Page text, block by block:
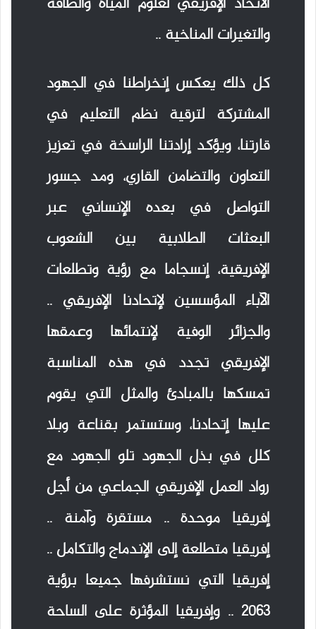
والتغيرات المناخية ..
كل ذلك يعكس إنخراطنا في الجهود
المشتركة لترقية نظم التعليم في
قارتنا، ويؤكد إرادتنا الراسخة في تعزيز
التعاون والتضامن القاري، ومد جسور
التواصل في بعده الإنساني عبر
البعثات الطلابية بين الشعوب
الإفريقية، إنسجاما مع رؤية وتطلعات
الآباء المؤسسين لإتحادنا الإفريقي ..
والجزائر الوفية لإنتمائها وعمقها
الإفريقي تجدد في هذه المناسبة
تمسكها بالمبادئ والمثل التي يقوم
عليها إتحادنا، وستستمر بقناعة وبلا
كلل في بذل الجهود تلو الجهود مع
رواد العمل الإفريقي الجماعي من أجل
إفريقيا موحدة .. مستقرة وآمنة ..
إفريقيا متطلعة إلى الإندماج والتكامل ..
إفريقيا التي نستشرفها جميعا برؤية
2063 .. وإفريقيا المؤثرة على الساحة